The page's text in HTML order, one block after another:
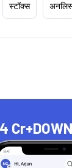
स्टॉक्स
Cr+